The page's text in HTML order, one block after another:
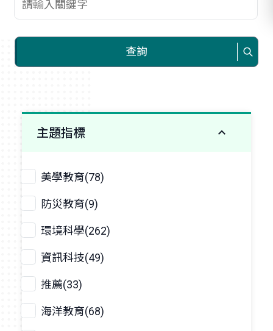
查詢
主題指標
美學教育(78)
防災教育(9)
環境科學(262)
資訊科技(49)
推薦(33)
海洋教育(68)